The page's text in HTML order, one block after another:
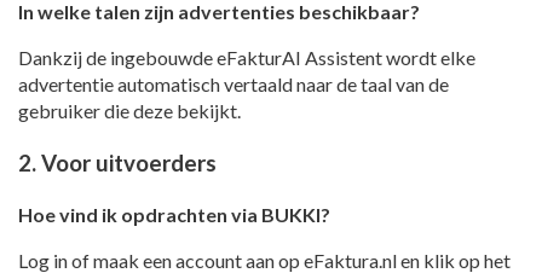
In welke talen zijn advertenties beschikbaar?
Dankzij de ingebouwde eFakturAI Assistent wordt elke
advertentie automatisch vertaald naar de taal van de
gebruiker die deze bekijkt.
2. Voor uitvoerders
Hoe vind ik opdrachten via BUKKI?
Log in of maak een account aan op eFaktura.nl en klik op het